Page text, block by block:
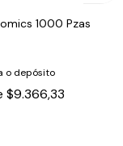
1000 Pzas
o depósito
$9.366,33